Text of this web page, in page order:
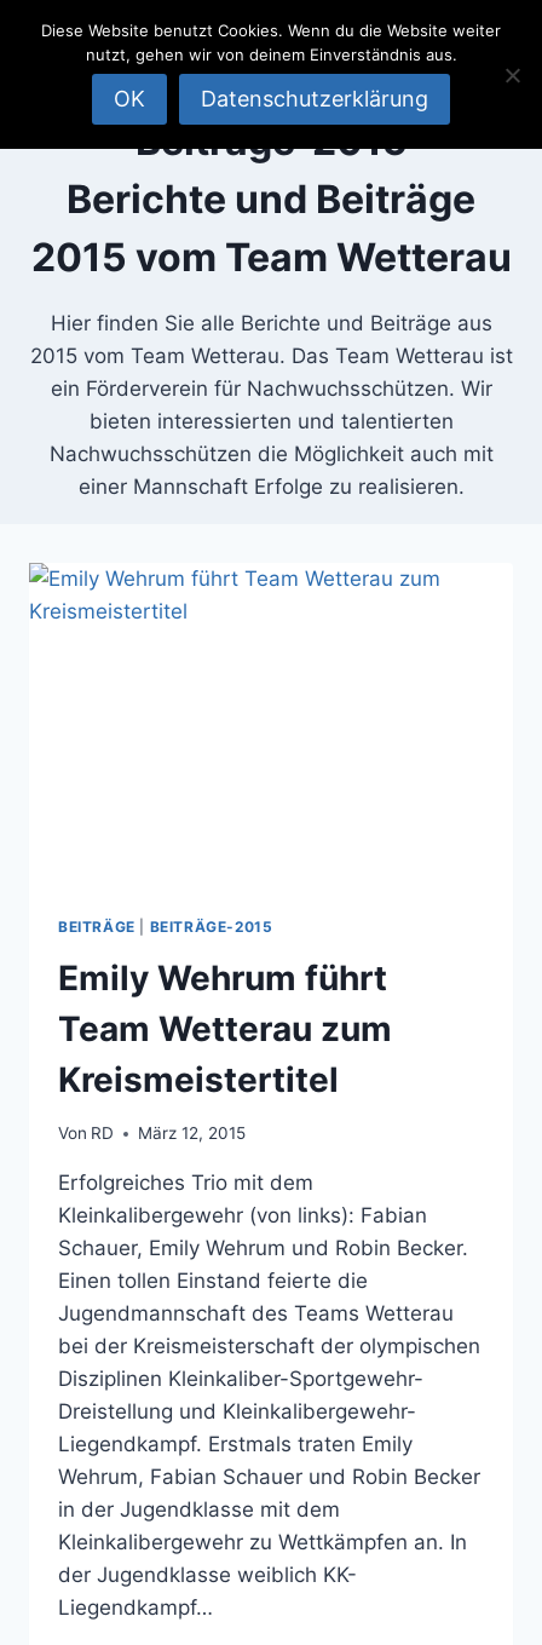
SportSchützen
Team
Wetterau
Beiträge-2015
Berichte und Beiträge
2015 vom Team Wetterau
Hier finden Sie alle Berichte und Beiträge aus
2015 vom Team Wetterau. Das Team Wetterau ist
ein Förderverein für Nachwuchsschützen. Wir
bieten interessierten und talentierten
Nachwuchsschützen die Möglichkeit auch mit
einer Mannschaft Erfolge zu realisieren.
BEITRÄGE BEITRÄGE-2015
Emily Wehrum führt
Team Wetterau zum
Kreismeistertitel
Von RD März 12, 2015
Erfolgreiches Trio mit dem
Kleinkalibergewehr (von links): Fabian
Schauer, Emily Wehrum und Robin Becker.
Einen tollen Einstand feierte die
Jugendmannschaft des Teams Wetterau
bei der Kreismeisterschaft der olympischen
Disziplinen Kleinkaliber-Sportgewehr-
Dreistellung und Kleinkalibergewehr-
Liegendkampf. Erstmals traten Emily
Wehrum, Fabian Schauer und Robin Becker
in der Jugendklasse mit dem
Kleinkalibergewehr zu Wettkämpfen an. In
der Jugendklasse weiblich KK-
Liegendkampf…
Diese Website benutzt Cookies. Wenn du die Website weiter
nutzt, gehen wir von deinem Einverständnis aus.
OK Datenschutzerklärung